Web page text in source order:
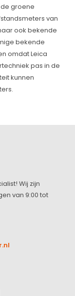
groene
van
ook bekende
bekende
omdat Leica
pas in de
kunnen
Wij zijn
van 9:00 tot